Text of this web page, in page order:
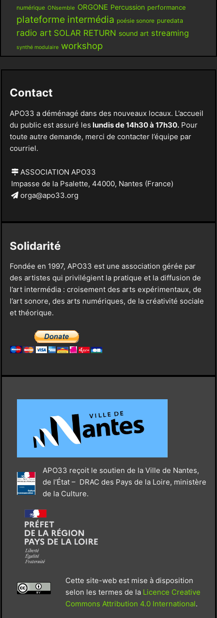
numérique ONsemble ORGONE Percussion performance
plateforme intermédia poésie sonore puredata
radio art SOLAR RETURN sound art streaming
synthé modulaire workshop
Contact
APO33 a déménagé dans des nouveaux locaux. L’accueil
du public est assuré les lundis de 14h30 à 17h30.Pour
toute autre demande, merci de contacter l’équipe par
courriel.
ASSOCIATION APO33
Impasse de la Psalette, 44000, Nantes (France)
orga@apo33.org
Solidarité
Fondée en 1997, APO33 est une association gérée par
des artistes qui privilégient la pratique et la diffusion de
l’art intermédia : croisement des arts expérimentaux, de
l’art sonore, des arts numériques, de la créativité sociale
et théorique.
APO33 reçoit le soutien de la Ville de Nantes,
de l’État – DRAC des Pays de la Loire, ministère
de la Culture.
Cette site-web est mise à disposition
selon les termes de la Licence Creative
Commons Attribution 4.0 International.